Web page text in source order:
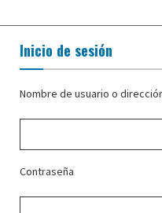
Inicio de sesión
Nombre de usuario o
Contraseña